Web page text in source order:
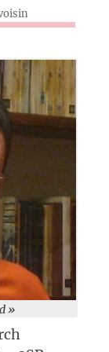
»